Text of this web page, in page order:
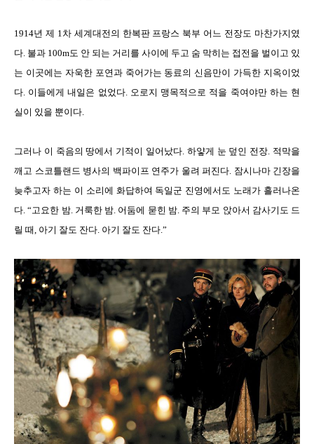
1914년 제 1차 세계대전의 한복판 프랑스 북부 어느 전장도 마찬가지였
다. 불과 100m도 안 되는 거리를 사이에 두고 숨 막히는 접전을 벌이고 있
는 이곳에는 자욱한 포연과 죽어가는 동료의 신음만이 가득한 지옥이었
다. 이들에게 내일은 없었다. 오로지 맹목적으로 적을 죽여야만 하는 현
실이 있을 뿐이다.
그러나 이 죽음의 땅에서 기적이 일어났다. 하얗게 눈 덮인 전장. 적막을
깨고 스코틀랜드 병사의 백파이프 연주가 울려 퍼진다. 잠시나마 긴장을
늦추고자 하는 이 소리에 화답하여 독일군 진영에서도 노래가 흘러나온
다. “고요한 밤. 거룩한 밤. 어둠에 묻힌 밤. 주의 부모 앉아서 감사기도 드
릴 때, 아기 잘도 잔다. 아기 잘도 잔다.”